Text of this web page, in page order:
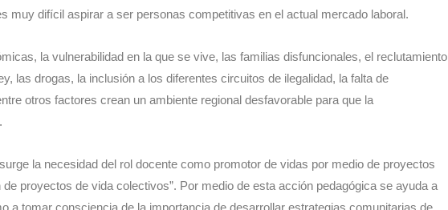
muy difícil aspirar a ser personas competitivas en el actual mercado laboral.
la vulnerabilidad en la que se vive, las familias disfuncionales, el reclutamiento
las drogas, la inclusión a los diferentes circuitos de ilegalidad, la falta de
otros factores crean un ambiente regional desfavorable para que la
la necesidad del rol docente como promotor de vidas por medio de proyectos
de proyectos de vida colectivos”. Por medio de esta acción pedagógica se ayuda a
a tomar consciencia de la importancia de desarrollar estrategias comunitarias de